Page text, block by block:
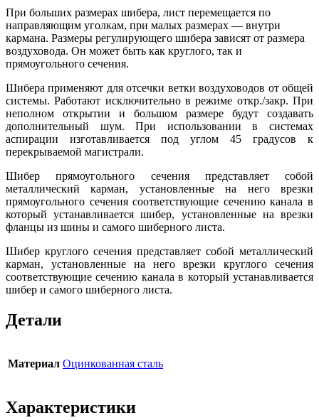
При больших размерах шибера, лист перемещается по
направляющим уголкам, при малых размерах — внутри
кармана. Размеры регулирующего шибера зависят от размера
воздуховода. Он может быть как круглого, так и
прямоугольного сечения.
Шибера применяют для отсечки ветки воздуховодов от общей
системы. Работают исключительно в режиме откр./закр. При
неполном открытии и большом размере будут создавать
дополнительный шум. При использовании в системах
аспирации изготавливается под углом 45 градусов к
перекрываемой магистрали.
Шибер прямоугольного сечения представляет собой
металлический карман, установленные на него врезки
прямоугольного сечения соответствующие сечению канала в
который устанавливается шибер, установленные на врезки
фланцы из шины и самого шиберного листа.
Шибер круглого сечения представляет собой металлический
карман, установленные на него врезки круглого сечения
соответствующие сечению канала в который устанавливается
шибер и самого шиберного листа.
Детали
Материал Оцинкованная сталь
Характеристики